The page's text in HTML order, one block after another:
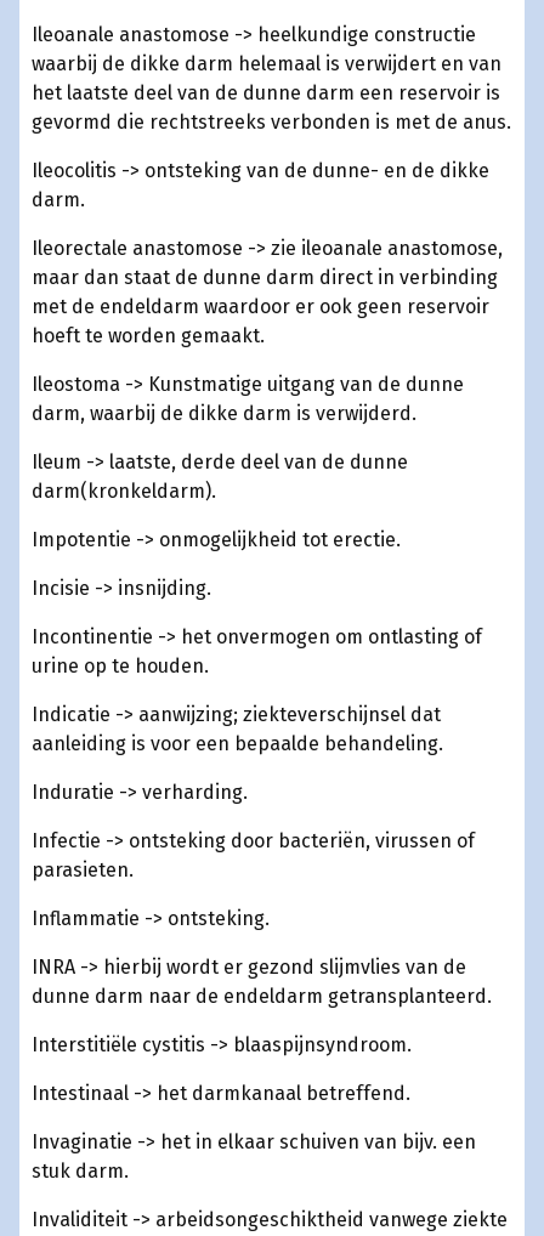
Ileoanale anastomose -> heelkundige constructie
waarbij de dikke darm helemaal is verwijdert en van
het laatste deel van de dunne darm een reservoir is
gevormd die rechtstreeks verbonden is met de anus.
Ileocolitis -> ontsteking van de dunne- en de dikke
darm.
Ileorectale anastomose -> zie ileoanale anastomose,
maar dan staat de dunne darm direct in verbinding
met de endeldarm waardoor er ook geen reservoir
hoeft te worden gemaakt.
Ileostoma -> Kunstmatige uitgang van de dunne
darm, waarbij de dikke darm is verwijderd.
Ileum -> laatste, derde deel van de dunne
darm(kronkeldarm).
Impotentie -> onmogelijkheid tot erectie.
Incisie -> insnijding.
Incontinentie -> het onvermogen om ontlasting of
urine op te houden.
Indicatie -> aanwijzing; ziekteverschijnsel dat
aanleiding is voor een bepaalde behandeling.
Induratie -> verharding.
Infectie -> ontsteking door bacteriën, virussen of
parasieten.
Inflammatie -> ontsteking.
INRA -> hierbij wordt er gezond slijmvlies van de
dunne darm naar de endeldarm getransplanteerd.
Interstitiële cystitis -> blaaspijnsyndroom.
Intestinaal -> het darmkanaal betreffend.
Invaginatie -> het in elkaar schuiven van bijv. een
stuk darm.
Invaliditeit -> arbeidsongeschiktheid vanwege ziekte